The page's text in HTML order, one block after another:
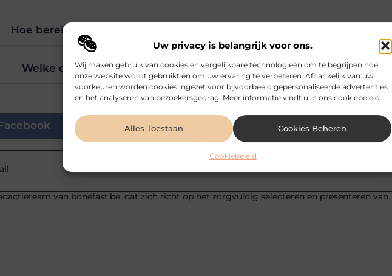
Uw privacy is belangrijk voor ons.
Wij maken gebruik van cookies en vergelijkbare technologieën om te begrijpen hoe
onze website wordt gebruikt en om uw ervaring te verbeteren. Afhankelijk van uw
voorkeuren worden cookies ingezet voor bijvoorbeeld gepersonaliseerde advertenties
en het analyseren van bezoekersgedrag. Meer informatie vindt u in ons cookiebeleid.
Alles Toestaan Cookies Beheren
Cookiebeleid
Hoe bereik ik de klantenservice van Telenet?
Welke diensten biedt Telenet nog meer?
Pinterest LinkedIn Email
van bonefast.be, dat zich richt op het zorgvuldig selecteren en presenteren van